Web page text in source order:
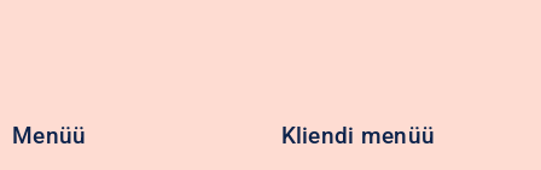
Menüü Kliendi menüü